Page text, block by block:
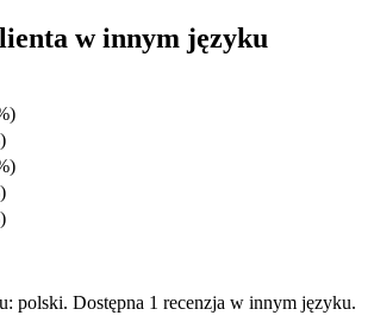
w innym języku
polski. Dostępna 1 recenzja w innym języku.